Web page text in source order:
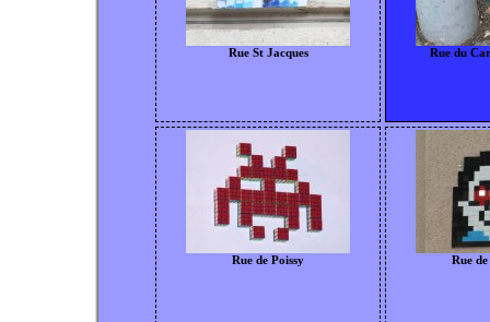
Rue St Jacques Rue du
Rue de Poissy Rue